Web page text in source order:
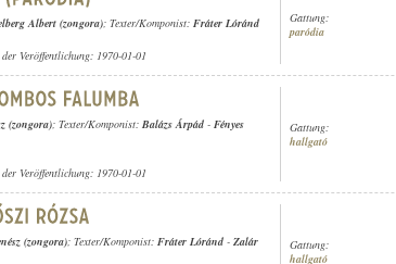
Albert (zongora); Texter/Komponist: Fráter Lóránd
Veröffentlichung: 1970-01-01
Gattung:
paródia
(zongora); Texter/Komponist: Balázs Árpád - Fényes
Veröffentlichung: 1970-01-01
Gattung:
hallgató
(zongora); Texter/Komponist: Fráter Lóránd - Zalár
Gattung:
hallgató